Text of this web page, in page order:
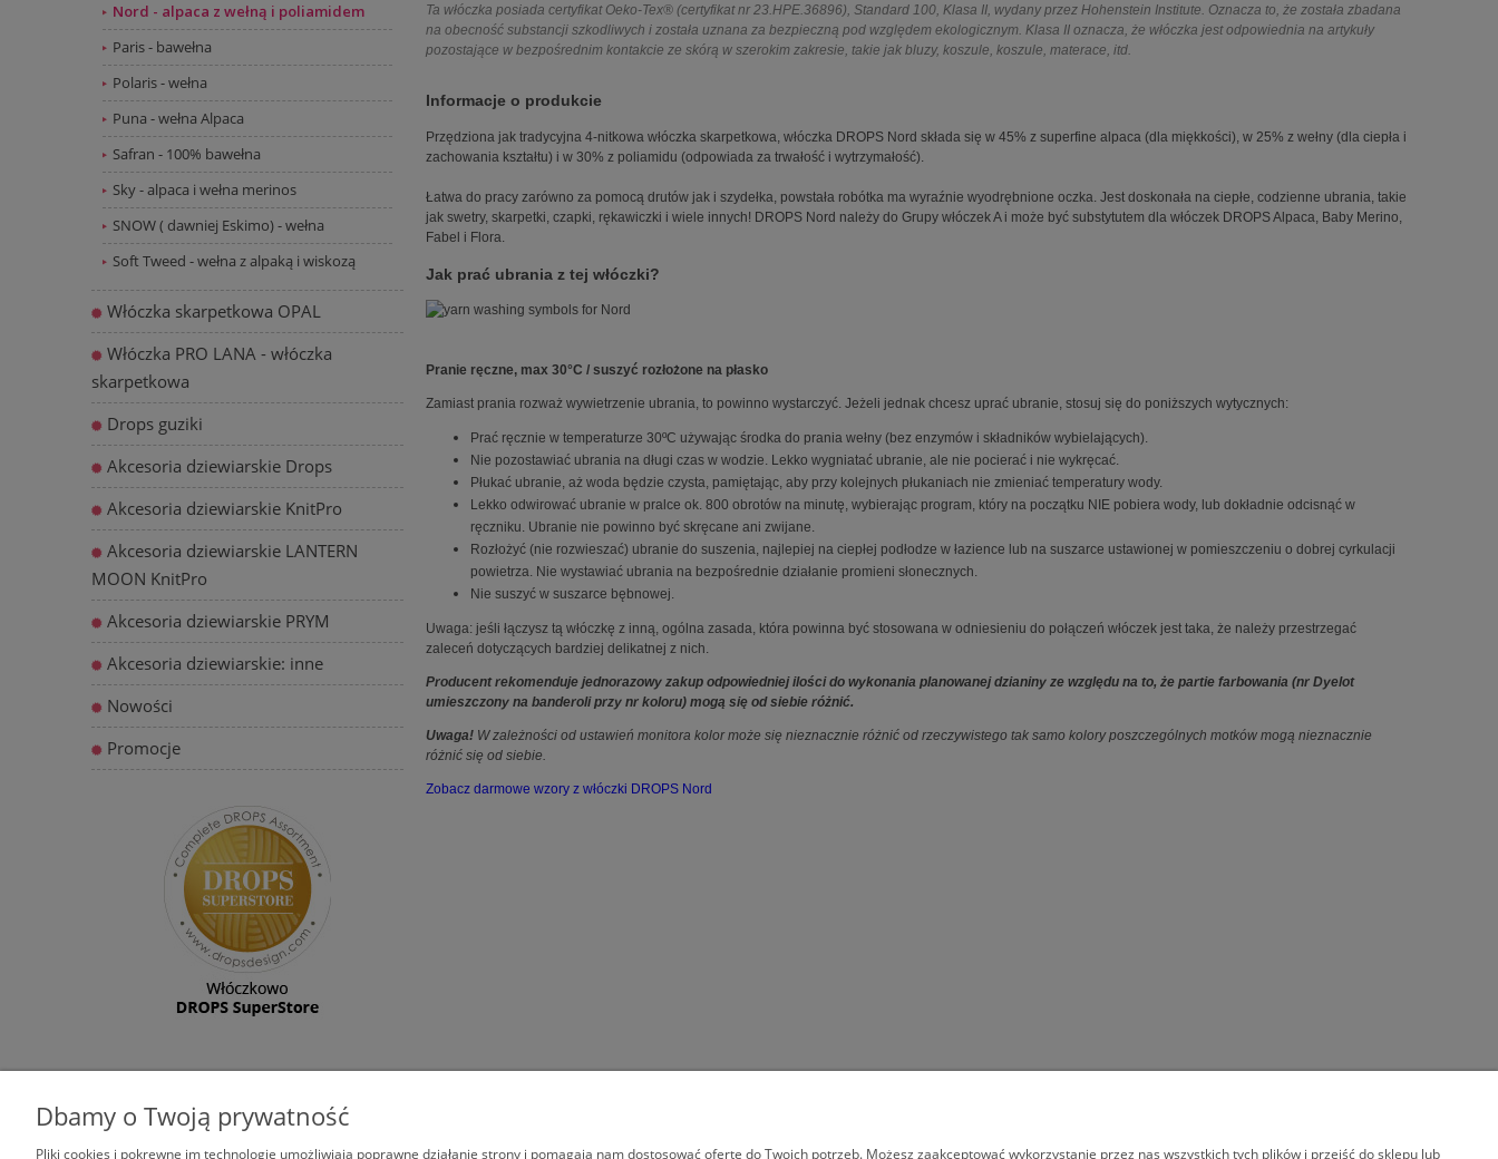
Nord - alpaca z wełną i poliamidem
Paris - bawełna
Polaris - wełna
Puna - wełna Alpaca
Safran - 100% bawełna
Sky - alpaca i wełna merinos
SNOW ( dawniej Eskimo) - wełna
Soft Tweed - wełna z alpaką i wiskozą
Włóczka skarpetkowa OPAL
Włóczka PRO LANA - włóczka
skarpetkowa
Drops guziki
Akcesoria dziewiarskie Drops
Akcesoria dziewiarskie KnitPro
Akcesoria dziewiarskie LANTERN
MOON KnitPro
Akcesoria dziewiarskie PRYM
Akcesoria dziewiarskie: inne
Nowości
Promocje
Ta włóczka posiada certyfikat Oeko-Tex® (certyfikat nr 23.HPE.36896), Standard 100, Klasa II, wydany przez Hohenstein Institute. Oznacza to, że została zbadana
na obecność substancji szkodliwych i została uznana za bezpieczną pod względem ekologicznym. Klasa II oznacza, że włóczka jest odpowiednia na artykuły
pozostające w bezpośrednim kontakcie ze skórą w szerokim zakresie, takie jak bluzy, koszule, koszule, materace, itd.
Informacje o produkcie
Przędziona jak tradycyjna 4-nitkowa włóczka skarpetkowa, włóczka DROPS Nord składa się w 45% z superfine alpaca (dla miękkości), w 25% z wełny (dla ciepła i
zachowania kształtu) i w 30% z poliamidu (odpowiada za trwałość i wytrzymałość).
Łatwa do pracy zarówno za pomocą drutów jak i szydełka, powstała robótka ma wyraźnie wyodrębnione oczka. Jest doskonała na ciepłe, codzienne ubrania, takie
jak swetry, skarpetki, czapki, rękawiczki i wiele innych! DROPS Nord należy do Grupy włóczek A i może być substytutem dla włóczek DROPS Alpaca, Baby Merino,
Fabel i Flora.
Jak prać ubrania z tej włóczki?
Pranie ręczne, max 30°C / suszyć rozłożone na płasko
Zamiast prania rozważ wywietrzenie ubrania, to powinno wystarczyć. Jeżeli jednak chcesz uprać ubranie, stosuj się do poniższych wytycznych:
Prać ręcznie w temperaturze 30ºC używając środka do prania wełny (bez enzymów i składników wybielających).
Nie pozostawiać ubrania na długi czas w wodzie. Lekko wygniatać ubranie, ale nie pocierać i nie wykręcać.
Płukać ubranie, aż woda będzie czysta, pamiętając, aby przy kolejnych płukaniach nie zmieniać temperatury wody.
Lekko odwirować ubranie w pralce ok. 800 obrotów na minutę, wybierając program, który na początku NIE pobiera wody, lub dokładnie odcisnąć w
ręczniku. Ubranie nie powinno być skręcane ani zwijane.
Rozłożyć (nie rozwieszać) ubranie do suszenia, najlepiej na ciepłej podłodze w łazience lub na suszarce ustawionej w pomieszczeniu o dobrej cyrkulacji
powietrza. Nie wystawiać ubrania na bezpośrednie działanie promieni słonecznych.
Nie suszyć w suszarce bębnowej.
Uwaga: jeśli łączysz tą włóczkę z inną, ogólna zasada, która powinna być stosowana w odniesieniu do połączeń włóczek jest taka, że należy przestrzegać
zaleceń dotyczących bardziej delikatnej z nich.
Producent rekomenduje jednorazowy zakup odpowiedniej ilości do wykonania planowanej dzianiny ze względu na to, że partie farbowania (nr Dyelot
umieszczony na banderoli przy nr koloru) mogą się od siebie różnić.
Uwaga! W zależności od ustawień monitora kolor może się nieznacznie różnić od rzeczywistego tak samo kolory poszczególnych motków mogą nieznacznie
różnić się od siebie.
Zobacz darmowe wzory z włóczki DROPS Nord
ZAKUPY
Dbamy o Twoją prywatność
Pliki cookies i pokrewne im technologie umożliwiają poprawne działanie strony i pomagają nam dostosować ofertę do Twoich potrzeb. Możesz zaakceptować wykorzystanie przez nas wszystkich tych plików i przejść do sklepu lub